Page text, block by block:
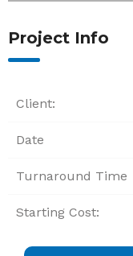
Project Info
Client:
Date
Turnaround Time
Starting Cost: